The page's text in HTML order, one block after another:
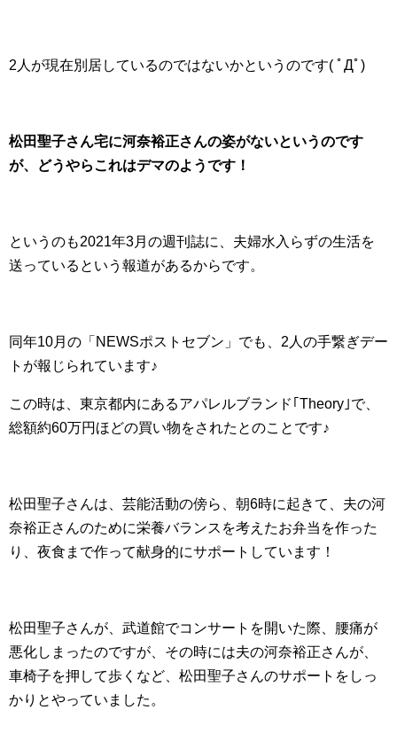
2人が現在別居しているのではないかというのです( ﾟДﾟ)
松田聖子さん宅に河奈裕正さんの姿がないというのです
が、どうやらこれはデマのようです！
というのも2021年3月の週刊誌に、夫婦水入らずの生活を
送っているという報道があるからです。
同年10月の「NEWSポストセブン」でも、2人の手繋ぎデー
トが報じられています♪
この時は、東京都内にあるアパレルブランド｢Theory｣で、
総額約60万円ほどの買い物をされたとのことです♪
松田聖子さんは、芸能活動の傍ら、朝6時に起きて、夫の河
奈裕正さんのために栄養バランスを考えたお弁当を作った
り、夜食まで作って献身的にサポートしています！
松田聖子さんが、武道館でコンサートを開いた際、腰痛が
悪化しまったのですが、その時には夫の河奈裕正さんが、
車椅子を押して歩くなど、松田聖子さんのサポートをしっ
かりとやっていました。